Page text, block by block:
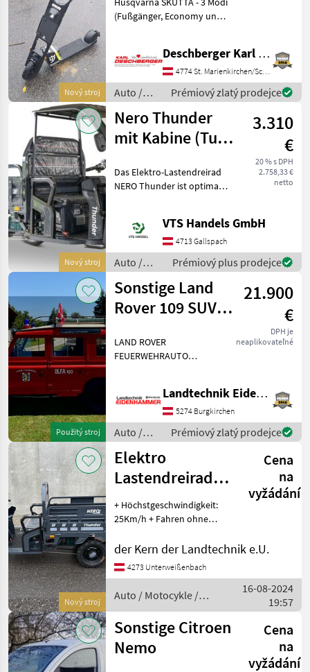
Nový stroj
(Fußgänger, Economy und
km/h, 10 Zoll luftgefülltes
mit pannensicherem
Schaum
Deschberger Karl Landtechnik GesmbH & Co KG
4774 St. Marienkirchen/Schärding
Auto /
Motocykle
/ Sonstige
Prémiový zlatý prodejce
Nový stroj
Nero Thunder
mit Kabine (Tuk
Lastenrad
3.310
€
20 % s DPH
2.758,33 €
netto
Das Elektro-Lastendreirad
NERO Thunder ist optimal
Alleskönner ist mit einem
600W Elektromotor und
einer großen
VTS Handels GmbH
4713 Gallspach
Auto /
Motocykle
/ Nero
Prémiový plus prodejce
Použitý stroj
Sonstige Land
Rover 109 SUV /
21.900
€
DPH je
neaplikovateľné
LAND ROVER
FEUERWEHRAUTO
22000km - Benzinmotor -
Pickerl wurde erst gemacht,
gültig bis 05/25 - Servicie
Landtechnik Eidenhammer GmbH
5274 Burgkirchen
Auto /
Motocykle
/ Sonstige
Prémiový zlatý prodejce
Nový stroj
Elektro
Lastendreirad
Nero Thunder
Cena
na
vyžádání
+ Höchstgeschwindigkeit:
25Km/h + Fahren ohne
Anmeldung nötig + keine
fahren, Spaß haben In
der Kern der Landtechnik e.U.
4273 Unterweißenbach
Auto / Motocykle /
Nero
16-08-2024
19:57
Sonstige Citroen
Nemo
Cena
na
vyžádání